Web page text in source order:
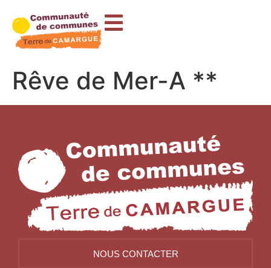
principal
Rêve de Mer-A **
NOUS CONTACTER